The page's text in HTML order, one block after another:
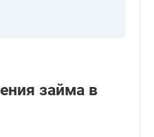
займа в